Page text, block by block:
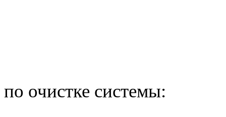
по очистке системы: